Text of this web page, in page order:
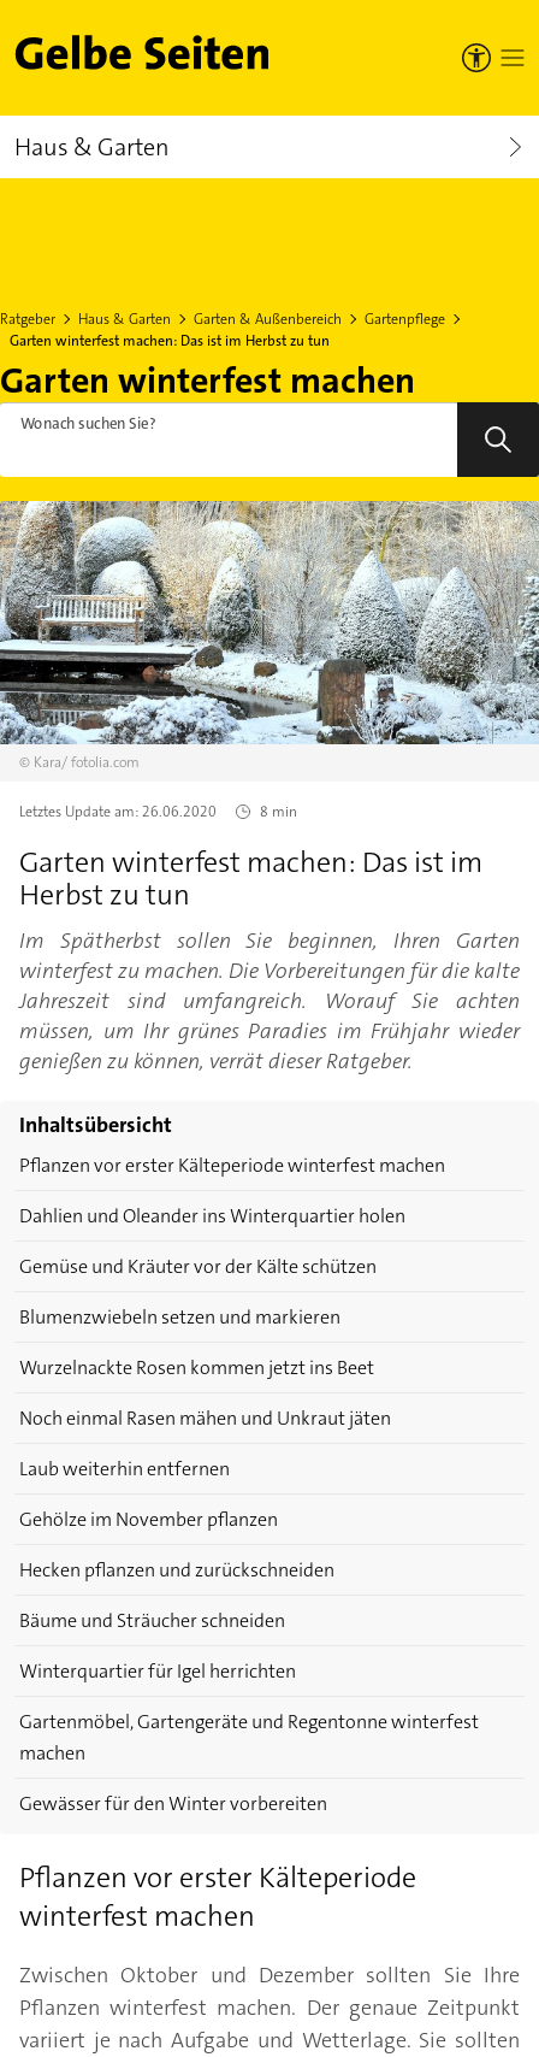
Gelbe Seiten
Haus & Garten
Ratgeber Haus & Garten Garten & Außenbereich
Gartenpflege
Garten winterfest machen: Das ist im Herbst zu tun
Garten winterfest machen
Wonach suchen Sie?
© Kara/fotolia.com
Letztes Update am:26.06.2020 8 min
Garten winterfest machen: Das ist im
Herbst zu tun
Im Spätherbst sollen Sie beginnen, Ihren Garten
winterfest zu machen. Die Vorbereitungen für die kalte
Jahreszeit sind umfangreich. Worauf Sie achten
müssen, um Ihr grünes Paradies im Frühjahr wieder
genießen zu können, verrät dieser Ratgeber.
Inhaltsübersicht
Pflanzen vor erster Kälteperiode winterfest machen
Dahlien und Oleander ins Winterquartier holen
Gemüse und Kräuter vor der Kälte schützen
Blumenzwiebeln setzen und markieren
Wurzelnackte Rosen kommen jetzt ins Beet
Noch einmal Rasen mähen und Unkraut jäten
Laub weiterhin entfernen
Gehölze im November pflanzen
Hecken pflanzen und zurückschneiden
Bäume und Sträucher schneiden
Winterquartier für Igel herrichten
Gartenmöbel, Gartengeräte und Regentonne winterfest
machen
Gewässer für den Winter vorbereiten
Pflanzen vor erster Kälteperiode
winterfest machen
Zwischen Oktober und Dezember sollten Sie Ihre
Pflanzen winterfest machen. Der genaue Zeitpunkt
variiert je nach Aufgabe und Wetterlage. Sie sollten